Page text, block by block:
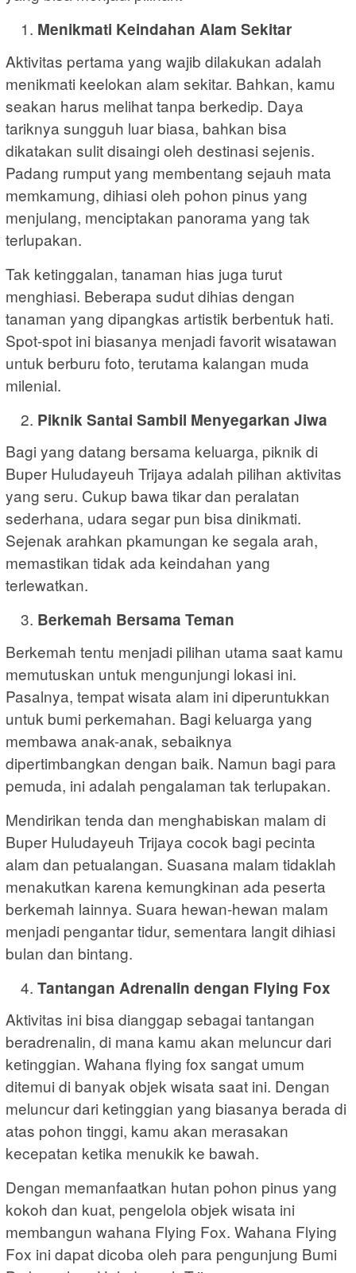
Menikmati Keindahan Alam Sekitar
Aktivitas pertama yang wajib dilakukan adalah
menikmati keelokan alam sekitar. Bahkan, kamu
seakan harus melihat tanpa berkedip. Daya
tariknya sungguh luar biasa, bahkan bisa
dikatakan sulit disaingi oleh destinasi sejenis.
Padang rumput yang membentang sejauh mata
memkamung, dihiasi oleh pohon pinus yang
menjulang, menciptakan panorama yang tak
terlupakan.
Tak ketinggalan, tanaman hias juga turut
menghiasi. Beberapa sudut dihias dengan
tanaman yang dipangkas artistik berbentuk hati.
Spot-spot ini biasanya menjadi favorit wisatawan
untuk berburu foto, terutama kalangan muda
milenial.
Piknik Santai Sambil Menyegarkan Jiwa
Bagi yang datang bersama keluarga, piknik di
Buper Huludayeuh Trijaya adalah pilihan aktivitas
yang seru. Cukup bawa tikar dan peralatan
sederhana, udara segar pun bisa dinikmati.
Sejenak arahkan pkamungan ke segala arah,
memastikan tidak ada keindahan yang
terlewatkan.
Berkemah Bersama Teman
Berkemah tentu menjadi pilihan utama saat kamu
memutuskan untuk mengunjungi lokasi ini.
Pasalnya, tempat wisata alam ini diperuntukkan
untuk bumi perkemahan. Bagi keluarga yang
membawa anak-anak, sebaiknya
dipertimbangkan dengan baik. Namun bagi para
pemuda, ini adalah pengalaman tak terlupakan.
Mendirikan tenda dan menghabiskan malam di
Buper Huludayeuh Trijaya cocok bagi pecinta
alam dan petualangan. Suasana malam tidaklah
menakutkan karena kemungkinan ada peserta
berkemah lainnya. Suara hewan-hewan malam
menjadi pengantar tidur, sementara langit dihiasi
bulan dan bintang.
Tantangan Adrenalin dengan Flying Fox
Aktivitas ini bisa dianggap sebagai tantangan
beradrenalin, di mana kamu akan meluncur dari
ketinggian. Wahana flying fox sangat umum
ditemui di banyak objek wisata saat ini. Dengan
meluncur dari ketinggian yang biasanya berada di
atas pohon tinggi, kamu akan merasakan
kecepatan ketika menukik ke bawah.
Dengan memanfaatkan hutan pohon pinus yang
kokoh dan kuat, pengelola objek wisata ini
membangun wahana Flying Fox. Wahana Flying
Fox ini dapat dicoba oleh para pengunjung Bumi